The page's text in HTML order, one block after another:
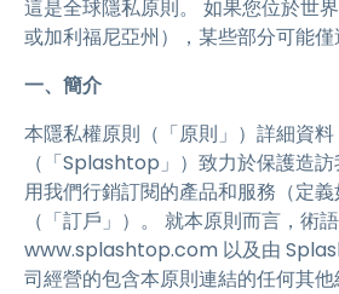
這是全球隱私原則。 如果您位於世
或加利福尼亞州），某些部分可能僅
一、簡介
本隱私權原則（「原則」）詳細資
（「Splashtop」）致力於保護造
用我們行銷訂閱的產品和服務（定
（「訂戶」）。 就本原則而言，術
www.splashtop.com 以及由
司經營的包含本原則連結的任何其他